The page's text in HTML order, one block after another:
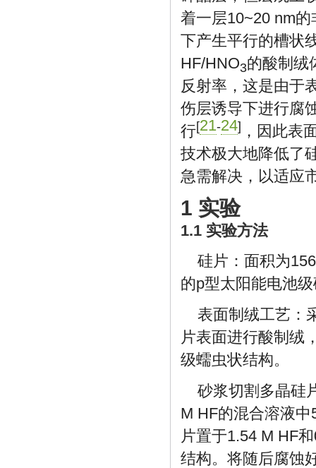
着一层10~20 nm
下产生平行的槽状
HF/HNO3的酸制绒
反射率，这是由于
伤层诱导下进行腐
行[21-24] ，因此表
技术极大地降低了
急需解决，以适应
1 实验
1.1 实验方法
硅片：面积为
的p型太阳能电池
表面制绒工艺：
片表面进行酸制绒
级蠕虫状结构。
砂浆切割多晶硅
M HF的混合溶液
片置于1.54 M HF
结构。将随后腐蚀